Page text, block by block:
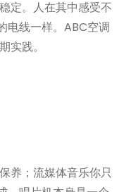
定。人在其中感受不
电线一样。ABC空调
实践。
养；流媒体音乐你只